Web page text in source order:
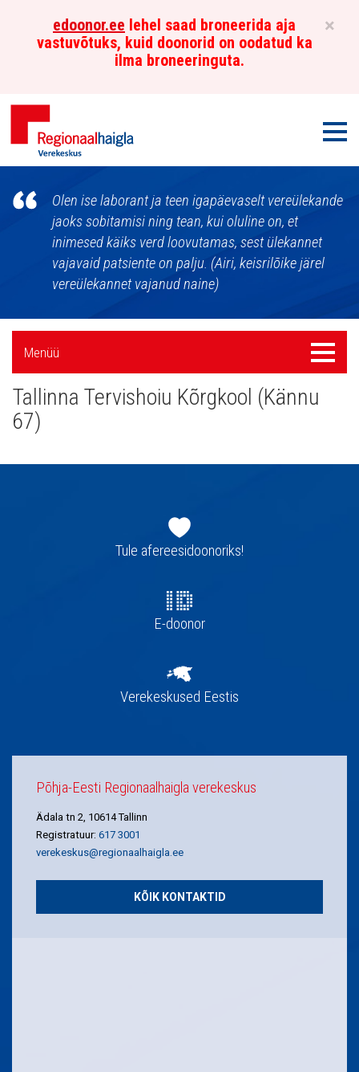
×
edoonor.ee lehel saad broneerida aja
vastuvõtuks, kuid doonorid on oodatud ka
ilma broneeringuta.
Põhja-
Eesti
Regionaalhaigla
Verekeskus
Olen ise laborant ja teen igapäevaselt vereülekande
jaoks sobitamisi ning tean, kui oluline on, et
inimesed käiks verd loovutamas, sest ülekannet
vajavaid patsiente on palju. (Airi, keisrilõike järel
vereülekannet vajanud naine)
Külgpaani
navigatsioon
Menüü
Menüü
Tallinna Tervishoiu Kõrgkool (Kännu
67)
navigatsioonTule afereesidoonoriks!
E-doonor
Verekeskused Eestis
Põhja-Eesti Regionaalhaigla verekeskus
Ädala tn 2, 10614 Tallinn
Registratuur: 617 3001
verekeskus@regionaalhaigla.ee
KÕIK KONTAKTID